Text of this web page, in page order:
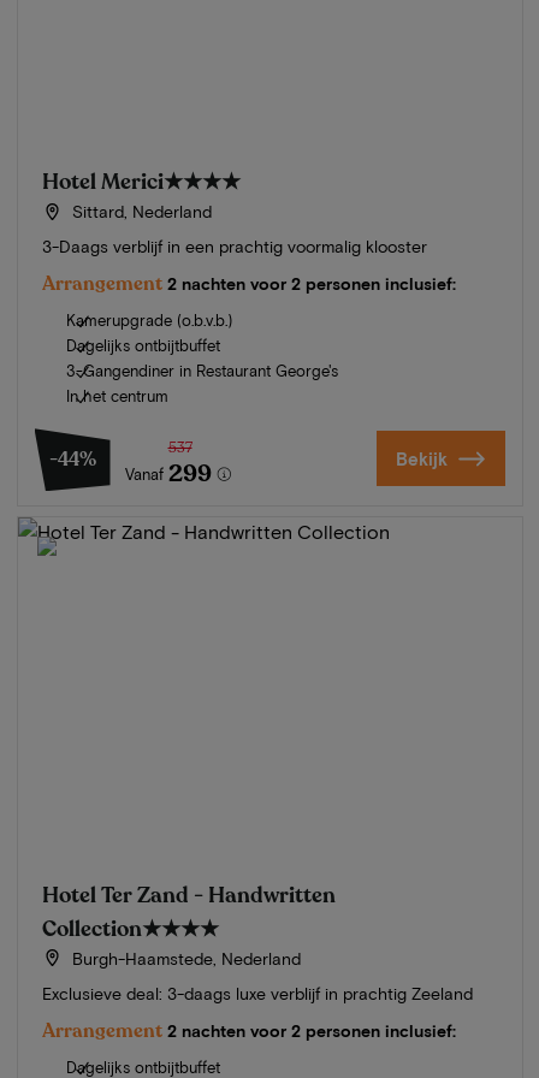
Hotel Merici★★★★
Sittard, Nederland
3-Daags verblijf in een prachtig voormalig klooster
Arrangement 2 nachten voor 2 personen inclusief:
Kamerupgrade (o.b.v.b.)
Dagelijks ontbijtbuffet
3-Gangendiner in Restaurant George's
In het centrum
-44%
Vanaf
537
299 Bekijk
Hotel Ter Zand - Handwritten
Collection★★★★
Burgh-Haamstede, Nederland
Exclusieve deal: 3-daags luxe verblijf in prachtig Zeeland
Arrangement 2 nachten voor 2 personen inclusief:
Dagelijks ontbijtbuffet